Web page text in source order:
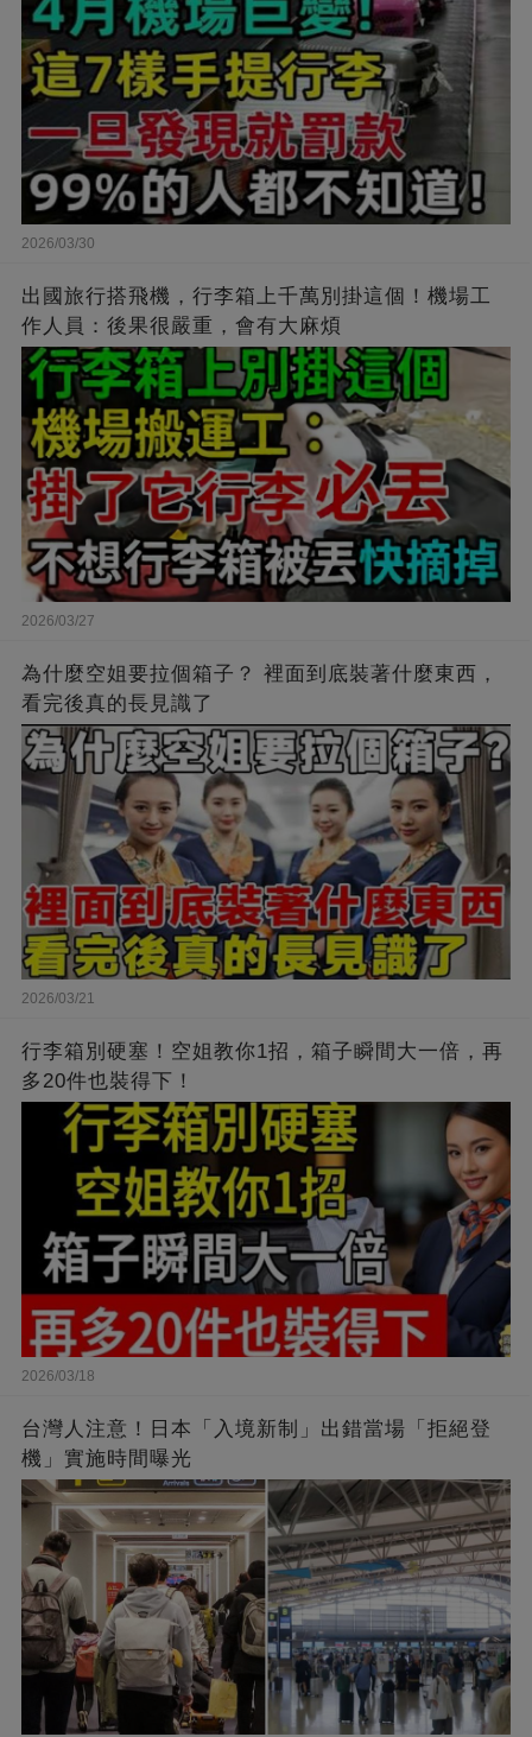
2026/03/30
出國旅行搭飛機，行李箱上千萬別掛這個！機場工
作人員：後果很嚴重，會有大麻煩
2026/03/27
為什麼空姐要拉個箱子？ 裡面到底裝著什麼東西，
看完後真的長見識了
2026/03/21
行李箱別硬塞！空姐教你1招，箱子瞬間大一倍，再
多20件也裝得下！
2026/03/18
台灣人注意！日本「入境新制」出錯當場「拒絕登
機」實施時間曝光
略過